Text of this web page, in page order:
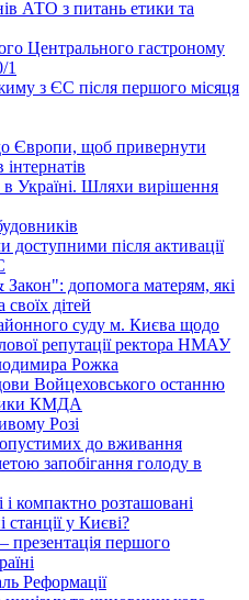
АТО з питань етики та
Центрального гастроному
1
з ЄС після першого місяця
Європи, щоб привернути
в Україні. Шляхи вирішення
доступними після активації
допомога матерям, які
своїх дітей
суду м. Києва щодо
репутації ректора НМАУ
Рожка
Войцеховського останню
КМДА
Розі
до вживання
запобігання голоду в
компактно розташовані
станції у Києві?
презентація першого
Реформації